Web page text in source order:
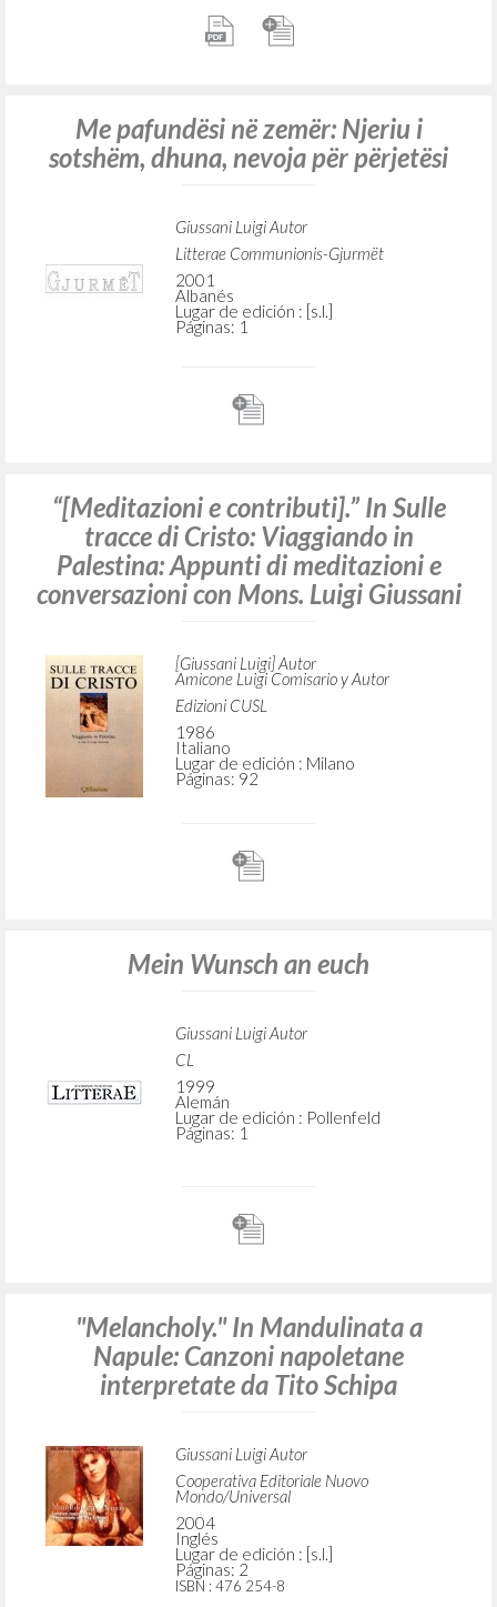
Me pafundësi në zemër: Njeriu i
sotshëm, dhuna, nevoja për përjetësi
Giussani Luigi Autor
Litterae Communionis-Gjurmët
2001
Albanés
Lugar de edición : [s.l.]
Páginas: 1
“[Meditazioni e contributi].” In Sulle
tracce di Cristo: Viaggiando in
Palestina: Appunti di meditazioni e
conversazioni con Mons. Luigi Giussani
[Giussani Luigi] Autor
Amicone Luigi Comisario y Autor
Edizioni CUSL
1986
Italiano
Lugar de edición : Milano
Páginas: 92
Mein Wunsch an euch
Giussani Luigi Autor
CL
1999
Alemán
Lugar de edición : Pollenfeld
Páginas: 1
"Melancholy." In Mandulinata a
Napule: Canzoni napoletane
interpretate da Tito Schipa
Giussani Luigi Autor
Cooperativa Editoriale Nuovo
Mondo/Universal
2004
Inglés
Lugar de edición : [s.l.]
Páginas: 2
ISBN : 476 254-8